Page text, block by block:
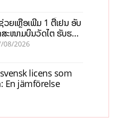
ວຍເຫຼືອເພີ່ມ 1 ຕື້ເຢນ ອັບ
ສະໜາມບິນວັດໄຕ ຮັບຮອງ
ບໂຕ
08/2026
licens som
En jämförelse